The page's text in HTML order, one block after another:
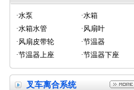
·水泵
·水箱
·水箱水管
·风扇叶
·风扇皮带轮
·节温器
·节温器上座
·节温器下座
叉车离合系统